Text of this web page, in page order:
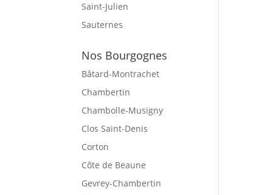
Saint-Julien
Sauternes
Nos Bourgognes
Bâtard-Montrachet
Chambertin
Chambolle-Musigny
Clos Saint-Denis
Corton
Côte de Beaune
Gevrey-Chambertin